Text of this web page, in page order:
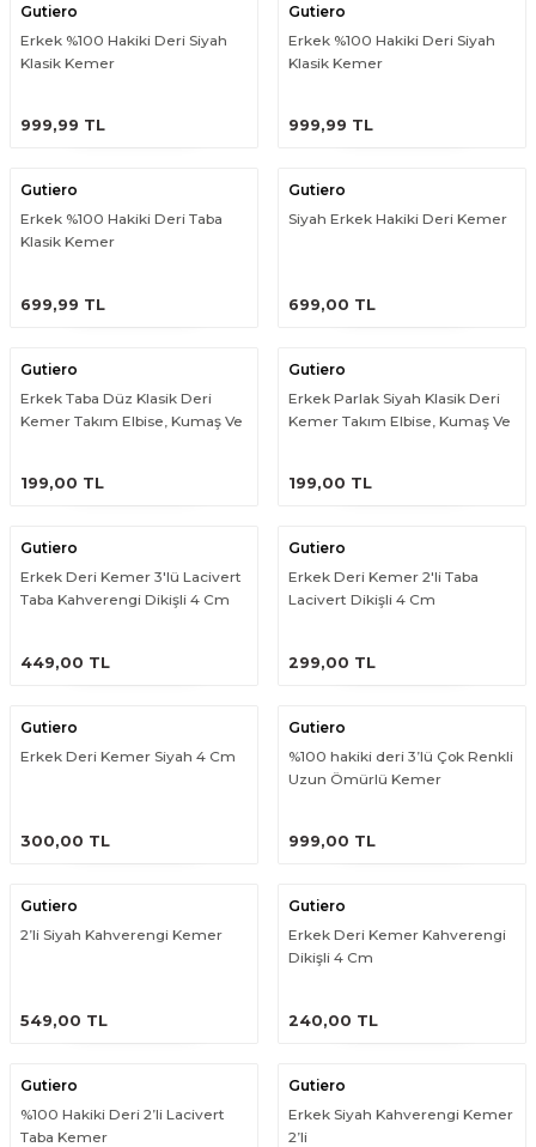
Gutiero
Erkek %100 Hakiki Deri Siyah
Klasik Kemer
999,99 TL
Gutiero
Erkek %100 Hakiki Deri Siyah
Klasik Kemer
999,99 TL
Gutiero
Erkek %100 Hakiki Deri Taba
Klasik Kemer
699,99 TL
Gutiero
Siyah Erkek Hakiki Deri Kemer
699,00 TL
Gutiero
Erkek Taba Düz Klasik Deri
Kemer Takım Elbise, Kumaş Ve
199,00 TL
Gutiero
Erkek Parlak Siyah Klasik Deri
Kemer Takım Elbise, Kumaş Ve
199,00 TL
Gutiero
Erkek Deri Kemer 3'lü Lacivert
Taba Kahverengi Dikişli 4 Cm
449,00 TL
Gutiero
Erkek Deri Kemer 2'li Taba
Lacivert Dikişli 4 Cm
299,00 TL
Gutiero
Erkek Deri Kemer Siyah 4 Cm
300,00 TL
Gutiero
%100 hakiki deri 3’lü Çok Renkli
Uzun Ömürlü Kemer
999,00 TL
Gutiero
2’li Siyah Kahverengi Kemer
549,00 TL
Gutiero
Erkek Deri Kemer Kahverengi
Dikişli 4 Cm
240,00 TL
Gutiero
%100 Hakiki Deri 2’li Lacivert
Taba Kemer
Gutiero
Erkek Siyah Kahverengi Kemer
2’li